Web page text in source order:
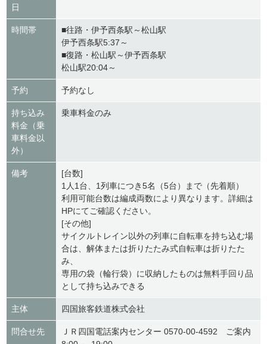
日
時間帯
■往路・伊予西条駅～松山駅
伊予西条駅5:37～
■復路・松山駅～伊予西条駅
松山駅20:04～
予約 予約なし
持ち込み
料金（乗
車料金以
外）
乗車料金のみ
備考
[台数]
1人1台、1列車につき5名（5台）まで（先着順）
利用可能台数は編成両数により異なります。詳細は
HPにてご確認ください。
[その他]
サイクルトレイン以外の列車に自転車を持ち込む場
合は、解体または折りたたみ式自転車は折りたた
み、
専用の袋（輪行袋）に収納したものは無料手回り品
として持ち込みできる
主体 四国旅客鉄道株式会社
問合せ先
ＪＲ四国電話案内センター 0570-00-4592 ご案内